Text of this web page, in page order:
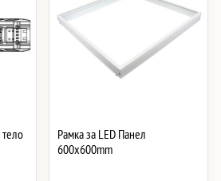
Рамка за LED Панел
600x600mm